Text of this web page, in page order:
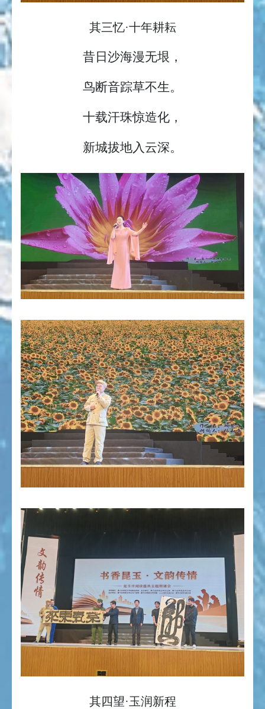
其三忆·十年耕耘
昔日沙海漫无垠，
鸟断音踪草不生。
十载汗珠惊造化，
新城拔地入云深。
其四望·玉润新程